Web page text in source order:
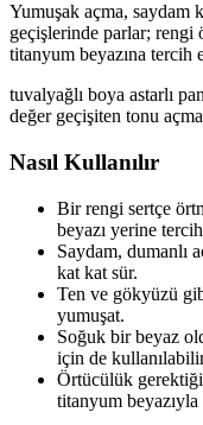
Yumuşak açma, saydam
geçişlerinde parlar; rengi
titanyum beyazına tercih
tuvalyağlı boya astarlı
değer geçişiten tonu açma
Nasıl Kullanılır
Bir rengi sertçe
beyazı yerine
Saydam, dumanlı
kat kat sür.
Ten ve gökyüzü
yumuşat.
Soğuk bir beyaz
için de
Örtücülük
titanyum